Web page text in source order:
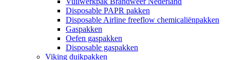
Disposable PAPR pakken
Disposable Airline freeflow chemicaliënpakken
Gaspakken
Oefen gaspakken
Disposable gaspakken
Viking duikpakken